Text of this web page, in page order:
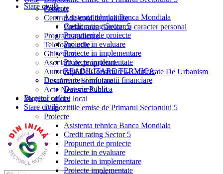
Stare civilă
Proiecte
Asistenta tehnica Banca Mondiala
Credit rating Sector 5
Propuneri de proiecte
Proiecte in evaluare
Proiecte in implementare
Proiecte implementate
REABILITARE TERMICA
Documente si informatii financiare
Datorie Publica
Bugetul online
Stare civilă
Contact
Centrul de confidențialitate
Prelucrarea datelor cu caracter personal
Program audiențe
Telefoane utile
Ghișeul.ro
Asociații de proprietari
Autorizații De Construire – Certificate De Urbanism
Descărcare Formulare
Acte Necesare/Ghid
Monitor oficial local
Dispozitiile emise de Primarul Sectorului 5
Proiecte
Asistenta tehnica Banca Mondiala
Credit rating Sector 5
Propuneri de proiecte
Proiecte in evaluare
Proiecte in implementare
Proiecte implementate